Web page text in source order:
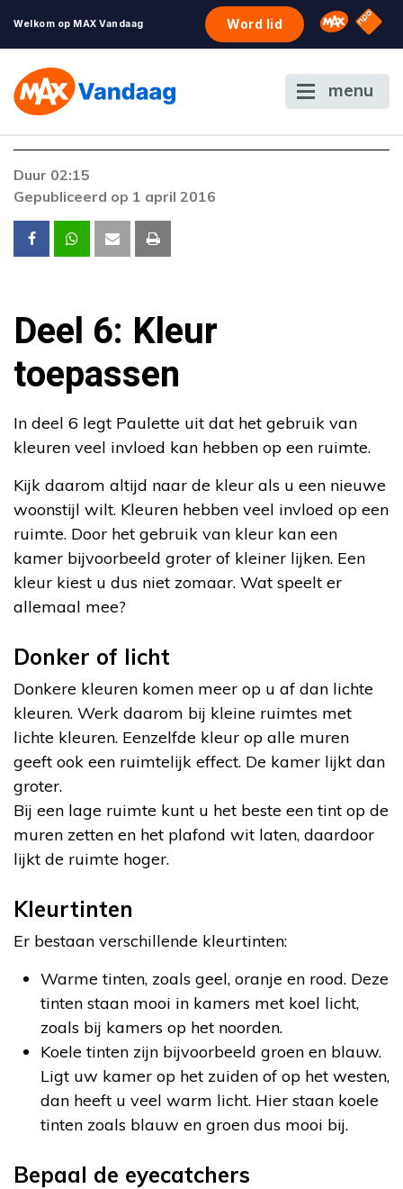
Welkom op MAX Vandaag Word lid Omroep
NPO
menu
Duur 02:15
Gepubliceerd op 1 april 2016
Deel 6: Kleur
toepassen
In deel 6 legt Paulette uit dat het gebruik van
kleuren veel invloed kan hebben op een ruimte.
Kijk daarom altijd naar de kleur als u een nieuwe
woonstijl wilt. Kleuren hebben veel invloed op een
ruimte. Door het gebruik van kleur kan een
kamer bijvoorbeeld groter of kleiner lijken. Een
kleur kiest u dus niet zomaar. Wat speelt er
allemaal mee?
Donker of licht
Donkere kleuren komen meer op u af dan lichte
kleuren. Werk daarom bij kleine ruimtes met
lichte kleuren. Eenzelfde kleur op alle muren
geeft ook een ruimtelijk effect. De kamer lijkt dan
groter.
Bij een lage ruimte kunt u het beste een tint op de
muren zetten en het plafond wit laten, daardoor
lijkt de ruimte hoger.
Kleurtinten
Er bestaan verschillende kleurtinten:
Warme tinten, zoals geel, oranje en rood. Deze
tinten staan mooi in kamers met koel licht,
zoals bij kamers op het noorden.
Koele tinten zijn bijvoorbeeld groen en blauw.
Ligt uw kamer op het zuiden of op het westen,
dan heeft u veel warm licht. Hier staan koele
tinten zoals blauw en groen dus mooi bij.
Bepaal de eyecatchers